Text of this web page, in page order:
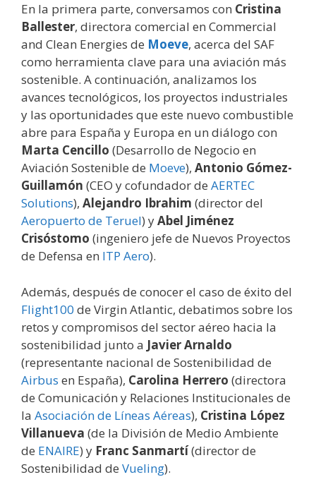
En la primera parte, conversamos con Cristina
Ballester, directora comercial en Commercial
and Clean Energies de Moeve, acerca del SAF
como herramienta clave para una aviación más
sostenible. A continuación, analizamos los
avances tecnológicos, los proyectos industriales
y las oportunidades que este nuevo combustible
abre para España y Europa en un diálogo con
Marta Cencillo (Desarrollo de Negocio en
Aviación Sostenible de Moeve), Antonio Gómez-
Guillamón (CEO y cofundador de AERTEC
Solutions), Alejandro Ibrahim (director del
Aeropuerto de Teruel) yAbel Jiménez
Crisóstomo (ingeniero jefe de Nuevos Proyectos
de Defensa en ITP Aero).
Además, después de conocer el caso de éxito del
Flight100 de Virgin Atlantic, debatimos sobre los
retos y compromisos del sector aéreo hacia la
sostenibilidad junto a Javier Arnaldo
(representante nacional de Sostenibilidad de
Airbus en España), Carolina Herrero (directora
de Comunicación y Relaciones Institucionales de
la Asociación de Líneas Aéreas), Cristina López
Villanueva (de la División de Medio Ambiente
de ENAIRE) y Franc Sanmartí(director de
Sostenibilidad de Vueling).